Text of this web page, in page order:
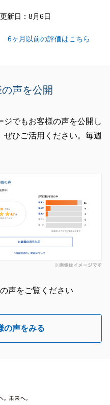
る
新日：8月6日
6ヶ月以前の評価はこちら
声を公開
でもお客様の声を公開し
ひご活用ください。毎週
声をご覧ください
の声をみる